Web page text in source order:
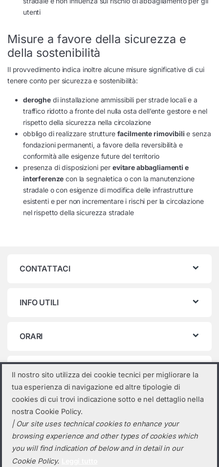
utenti
Misure a favore della sicurezza e
della sostenibilità
Il provvedimento indica inoltre alcune misure significative di cui
tenere conto per sicurezza e sostenibilità:
deroghe di installazione ammissibili per strade locali e a
traffico ridotto a fronte del nulla osta dell’ente gestore e nel
rispetto della sicurezza nella circolazione
obbligo di realizzare strutture facilmente rimovibili e senza
fondazioni permanenti, a favore della reversibilità e
conformità alle esigenze future del territorio
presenza di disposizioni per evitare abbagliamenti e
interferenze con la segnaletica o con la manutenzione
stradale o con esigenze di modifica delle infrastrutture
esistenti e per non incrementare i rischi per la circolazione
nel rispetto della sicurezza stradale
CONTATTACI
INFO UTILI
ORARI
Categorie prodotto
Seleziona una categoria
Il nostro sito utilizza dei cookie tecnici per migliorare la
tua esperienza di navigazione ed altre tipologie di
cookies di cui trovi indicazione sotto e nel dettaglio nella
nostra Cookie Policy.
| Our site uses technical cookies to enhance your
browsing experience and other types of cookies which
you will find indication of below and in detail in our
Cookie Policy.